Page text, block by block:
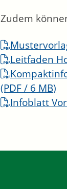
Zudem
Leitfaden
(PDF / 6 MB)
Infoblatt